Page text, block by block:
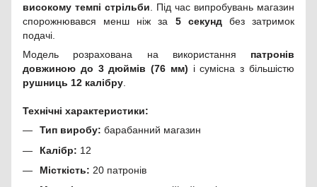
високому темпі стрільби . Під час випробувань магазин
спорожнювався менш ніж за 5 секундбез затримок
подачі.
Модель розрахована на використання патронів
довжиною до 3 дюймів (76 мм) і сумісна з більшістю
рушниць 12 калібру
Технічні характеристики:
Тип виробу: барабанний магазин
Калібр: 12
Місткість: 20 патронів